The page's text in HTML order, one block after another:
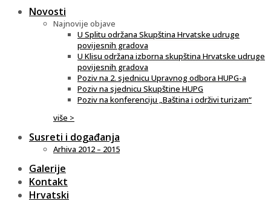
Novosti
Najnovije objave
U Splitu održana Skupština Hrvatske udruge
povijesnih gradova
U Klisu održana izborna skupština Hrvatske udruge
povijesnih gradova
Poziv na 2. sjednicu Upravnog odbora HUPG-a
Poziv na sjednicu Skupštine HUPG
Poziv na konferenciju „Baština i održivi turizam“
više >
Susreti i događanja
Arhiva 2012 – 2015
Galerije
Kontakt
Hrvatski